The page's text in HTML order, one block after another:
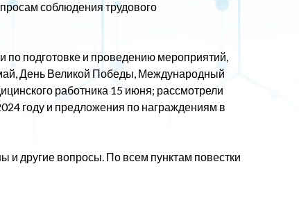
соблюдения трудового
подготовке и проведению мероприятий,
День Великой Победы, Международный
работника 15 июня; рассмотрели
году и предложения по награждениям в
другие вопросы. По всем пунктам повестки